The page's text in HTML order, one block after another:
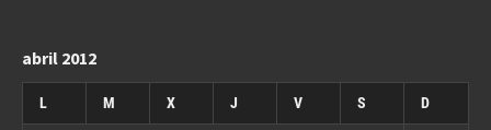
abril 2012
L M X J V S D